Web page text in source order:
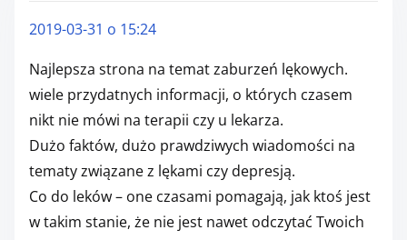
2019-03-31 o 15:24
Najlepsza strona na temat zaburzeń lękowych.
wiele przydatnych informacji, o których czasem
nikt nie mówi na terapii czy u lekarza.
Dużo faktów, dużo prawdziwych wiadomości na
tematy związane z lękami czy depresją.
Co do leków – one czasami pomagają, jak ktoś jest
w takim stanie, że nie jest nawet odczytać Twoich